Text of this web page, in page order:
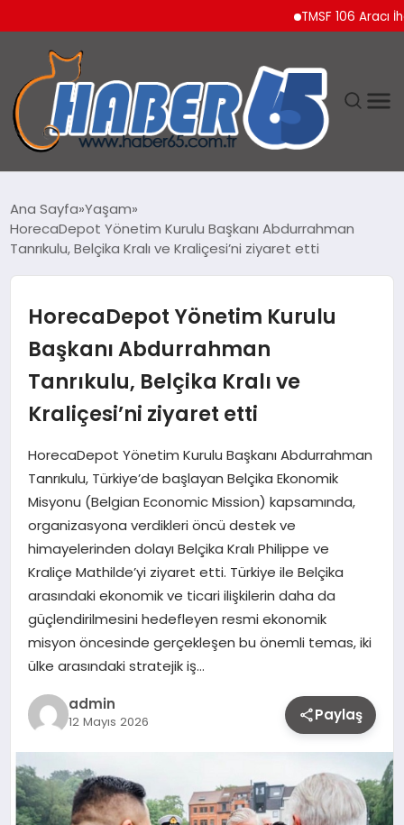
TMSF 106 Aracı
YAŞAM
Ana Sayfa Yaşam
HorecaDepot Yönetim Kurulu Başkanı Abdurrahman
Tanrıkulu, Belçika Kralı ve Kraliçesi’ni ziyaret etti
HorecaDepot Yönetim Kurulu
Başkanı Abdurrahman
Tanrıkulu, Belçika Kralı ve
Kraliçesi’ni ziyaret etti
HorecaDepot Yönetim Kurulu Başkanı Abdurrahman
Tanrıkulu, Türkiye’de başlayan Belçika Ekonomik
Misyonu (Belgian Economic Mission) kapsamında,
organizasyona verdikleri öncü destek ve
himayelerinden dolayı Belçika Kralı Philippe ve
Kraliçe Mathilde’yi ziyaret etti. Türkiye ile Belçika
arasındaki ekonomik ve ticari ilişkilerin daha da
güçlendirilmesini hedefleyen resmi ekonomik
misyon öncesinde gerçekleşen bu önemli temas, iki
ülke arasındaki stratejik iş…
admin
12 Mayıs 2026 Paylaş